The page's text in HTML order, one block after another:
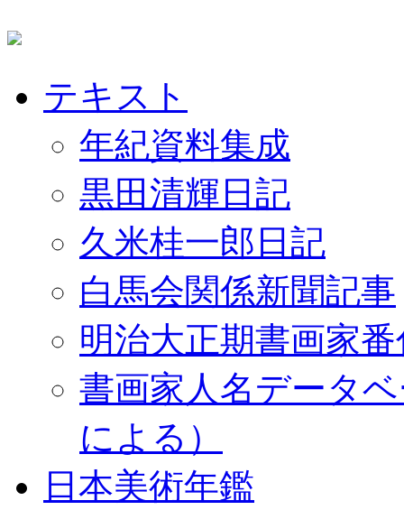
テキスト
年紀資料集成
黒田清輝日記
久米桂一郎日記
白馬会関係新聞記事
明治大正期書画家
書画家人名データ
による）
日本美術年鑑